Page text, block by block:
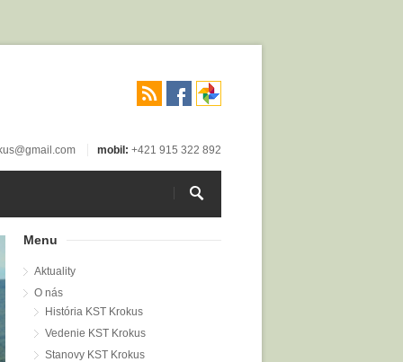
mobil: +421 915 322 892
Menu
Aktuality
O nás
História KST Krokus
Vedenie KST Krokus
Stanovy KST Krokus